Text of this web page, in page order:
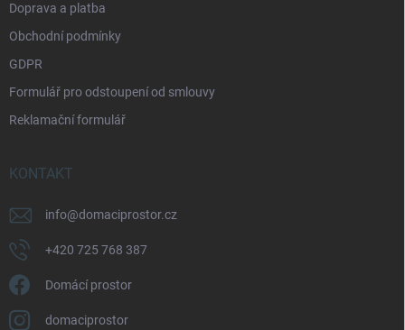
Doprava a platba
Obchodní podmínky
GDPR
Formulář pro odstoupení od smlouvy
Reklamační formulář
KONTAKT
info@domaciprostor.cz
+420 725 768 387
Domácí prostor
domaciprostor